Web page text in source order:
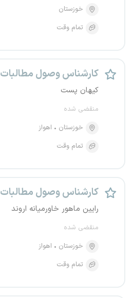
خوزستان
تمام وقت
کارشناس وصول مطالبات
کیهان پست
منقضی شده
خوزستان
اهواز
تمام وقت
کارشناس وصول مطالبات
رایین ماهور خاورمیانه اروند
منقضی شده
خوزستان
اهواز
تمام وقت